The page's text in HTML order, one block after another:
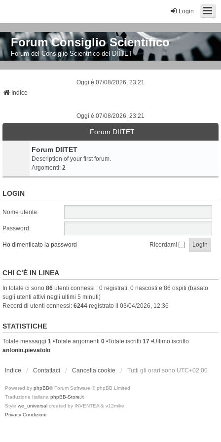
Login
Forum Consiglio Scientifico
Forum del Consiglio Scientifico del DIITET
Oggi è 07/08/2026, 23:21
Indice
Oggi è 07/08/2026, 23:21
Forum DIITET
Forum DIITET
Description of your first forum.
Argomenti: 2
LOGIN
Nome utente:
Password:
Ho dimenticato la password Ricordami
CHI C’È IN LINEA
In totale ci sono 86 utenti connessi : 0 registrati, 0 nascosti e 86 ospiti (basato
sugli utenti attivi negli ultimi 5 minuti)
Record di utenti connessi: 6244 registrato il 03/04/2026, 12:36
STATISTICHE
Totale messaggi 1 •Totale argomenti 0 •Totale iscritti 17 •Ultimo iscritto
antonio.pievatolo
Indice Contattaci Cancella cookie Tutti gli orari sono UTC+02:00
Powered by phpBB® Forum Software © phpBB Limited
Traduzione Italiana phpBB-Store.it
Style we_universal created by INVENTEA & v12mike
Privacy Condizioni